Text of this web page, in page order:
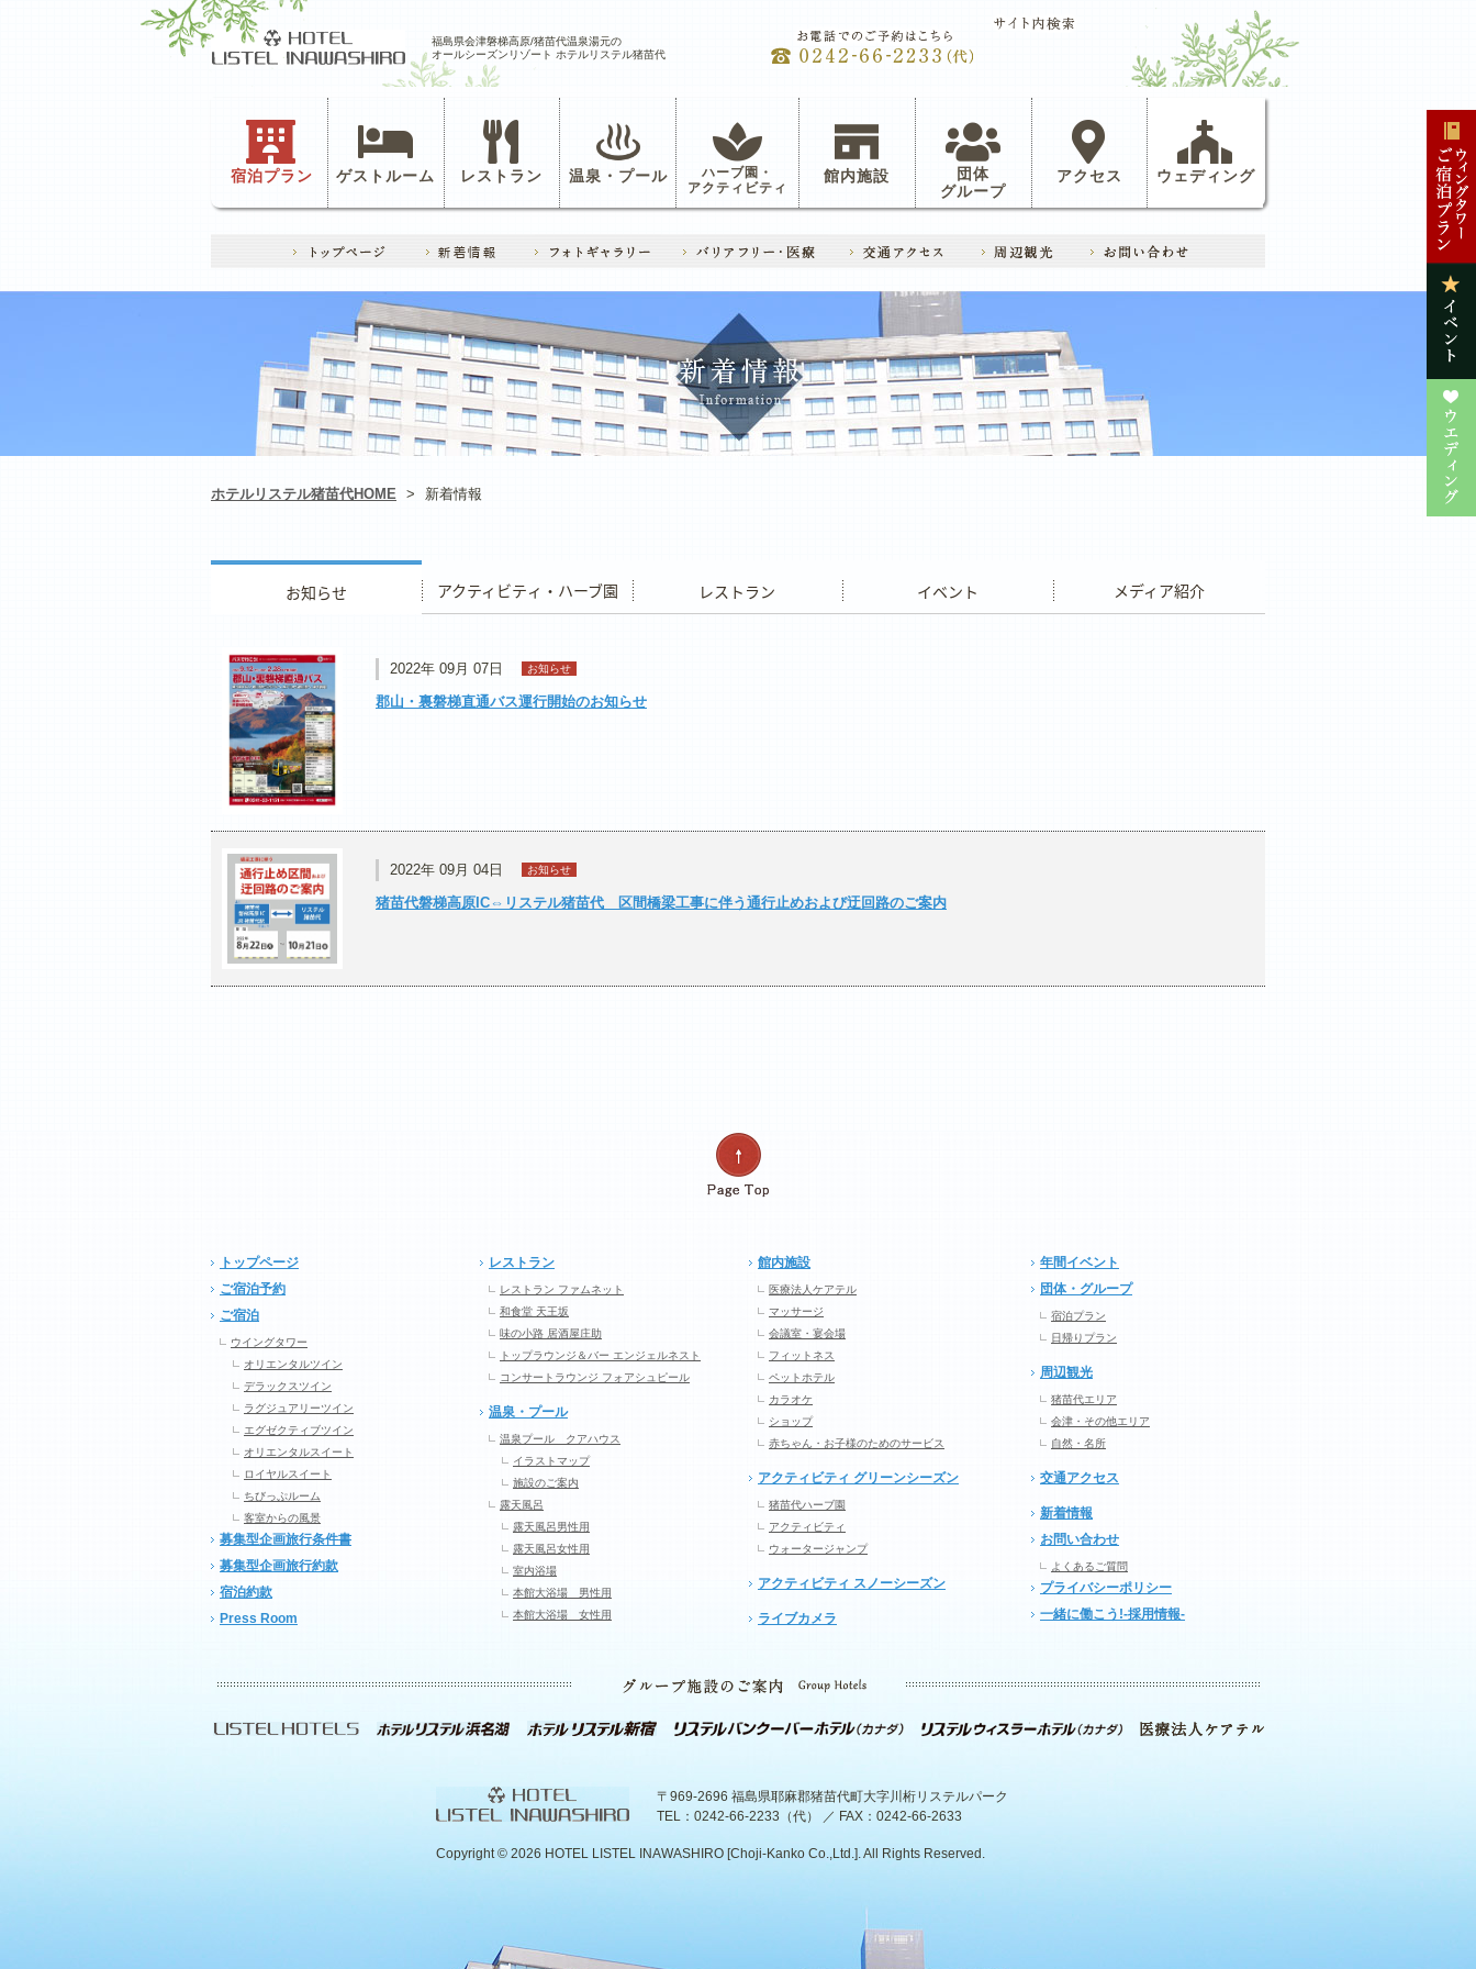
福島県会津磐梯高原/猪苗代温泉湯元の
オールシーズンリゾート ホテルリステル猪苗代
宿泊プラン ゲストルーム レストラン 温泉・プール ハーブ園・
アクティビティ
館内施設
団体
グループ
アクセス ウェディング
ホテルリステル猪苗代HOME > 新着情報
2022年 09月 07日 お知らせ
郡山・裏磐梯直通バス運行開始のお知らせ
2022年 09月 04日 お知らせ
猪苗代磐梯高原IC⇔リステル猪苗代 区間橋梁工事に伴う通行止めおよび迂回路のご案内
トップページ
ご宿泊予約
ご宿泊
ウイングタワー
オリエンタルツイン
デラックスツイン
ラグジュアリーツイン
エグゼクティブツイン
オリエンタルスイート
ロイヤルスイート
ちびっぷルーム
客室からの風景
募集型企画旅行条件書
募集型企画旅行約款
宿泊約款
Press Room
レストラン
レストラン ファムネット
和食堂 天王坂
味の小路 居酒屋庄助
トップラウンジ＆バー エンジェルネスト
コンサートラウンジ フォアシュピール
温泉・プール
温泉プール クアハウス
イラストマップ
施設のご案内
露天風呂
露天風呂男性用
露天風呂女性用
室内浴場
本館大浴場 男性用
本館大浴場 女性用
館内施設
医療法人ケアテル
マッサージ
会議室・宴会場
フィットネス
ペットホテル
カラオケ
ショップ
赤ちゃん・お子様のためのサービス
アクティビティ グリーンシーズン
猪苗代ハーブ園
アクティビティ
ウォータージャンプ
アクティビティ スノーシーズン
ライブカメラ
年間イベント
団体・グループ
宿泊プラン
日帰りプラン
周辺観光
猪苗代エリア
会津・その他エリア
自然・名所
交通アクセス
新着情報
お問い合わせ
よくあるご質問
プライバシーポリシー
一緒に働こう!-採用情報-
〒969-2696 福島県耶麻郡猪苗代町大字川桁リステルパーク
TEL：0242-66-2233（代） ／ FAX：0242-66-2633
Copyright © 2026 HOTEL LISTEL INAWASHIRO [Choji-Kanko Co.,Ltd.]. All Rights Reserved.